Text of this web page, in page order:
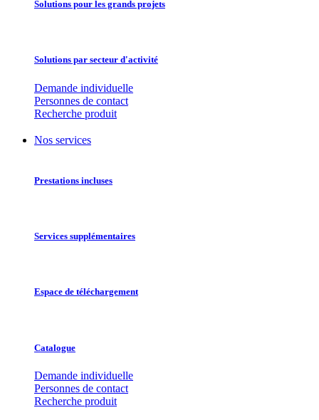
Solutions pour les grands projets
Solutions par secteur d'activité
Demande individuelle
Personnes de contact
Recherche produit
Nos services
Prestations incluses
Services supplémentaires
Espace de téléchargement
Catalogue
Demande individuelle
Personnes de contact
Recherche produit